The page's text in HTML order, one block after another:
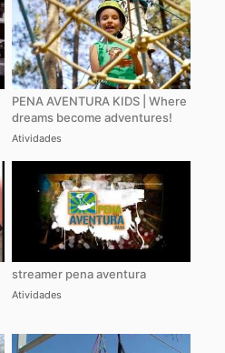
PENA AVENTURA KIDS | Where
dreams become adventures!
Atividades
streamer pena aventura
Atividades